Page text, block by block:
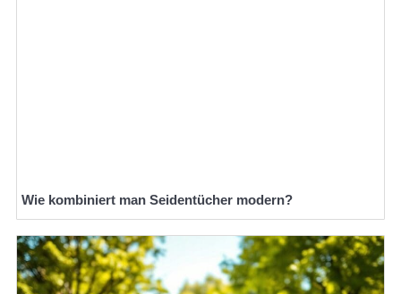
Wie kombiniert man Seidentücher modern?